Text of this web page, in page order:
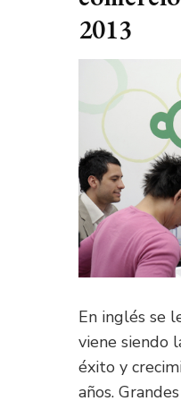
2013
En inglés se
viene siendo
éxito y
años.